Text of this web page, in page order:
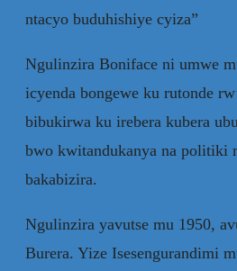
ntacyo buduhishiye cyiza”
Ngulinzira Boniface ni umwe
icyenda bongewe ku rutonde
bibukirwa ku irebera kubera
bwo kwitandukanya na politiki
bakabizira.
Ngulinzira yavutse mu 1950,
Burera. Yize Isesengurandimi